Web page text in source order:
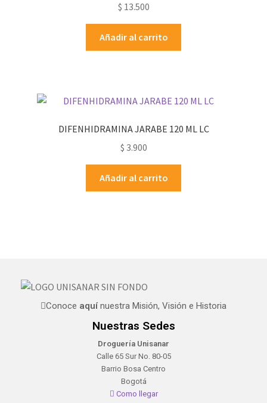
$ 13.500
Añadir al carrito
DIFENHIDRAMINA JARABE 120 ML LC
$ 3.900
Añadir al carrito
Conoce aquínuestra Misión, Visión e Historia
Nuestras Sedes
Droguería Unisanar
Calle 65 Sur No. 80-05
Barrio Bosa Centro
Bogotá
Como llegar